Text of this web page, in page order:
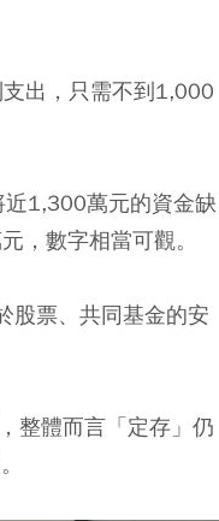
出，只需不到1,000
1,300萬元的資金缺
，數字相當可觀。
股票、共同基金的安
整體而言「定存」仍